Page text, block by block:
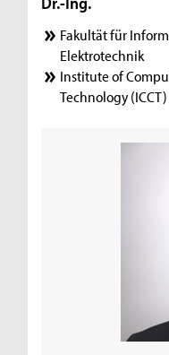
Fakultät für
Elektrotechnik
Institute of
Technology (ICCT)